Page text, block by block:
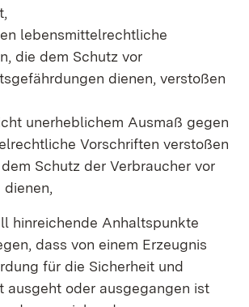
lebensmittelrechtliche
die dem Schutz vor
dienen, verstoßen
unerheblichem Ausmaß gegen
Vorschriften verstoßen
Schutz der Verbraucher vor
dienen,
hinreichende Anhaltspunkte
dass von einem Erzeugnis
für die Sicherheit und
ausgeht oder ausgegangen ist